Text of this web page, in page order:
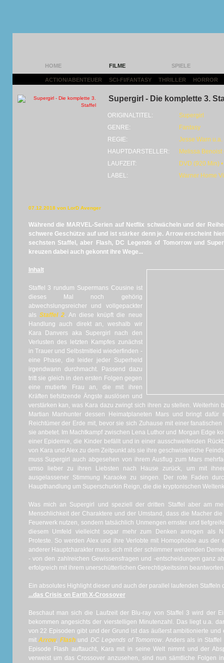
HOME FILME SPIELE
ACTION/ABENTEUER SCI-FI/FANTASY THRILLER HORROR
Supergirl - Die komplette 3.
ORIGINALTITEL:
Supergirl
GENRE:
Fantasy
REGIE:
Jesse Warn u.a.
HAUPTDARSTELLER:
Melissa Benoist
LAUFZEIT:
DVD (920 Min)
LABEL:
Warner Home
07.12.2018 von LorD Avenger
Während die MARVEL-Serien auf Netflix schwächeln und der
schwere Geschütze auf und ist stärker denn je. Arrow erscheint
sechsten Staffel, aber Flash, DC Legends of Tomorrow und
kreuzen dabei auch gekonnt ihre Wege...
Inhalt
Staffel 3 rundum Supermans Cousine ist
dieses Mal noch gehörig
abwechslungsreicher und vollgepackter
als Staffel 2. An diese knüpft die neue
Handlung auch direkt an, weshalb wir
Kara Danvers aka Supergirl nach den
Verlusten des letzten Kampfes zunächst
in Trauer und Selbstmitleid wiederfinden -
eine Phase, die leider jeder Superheld
irgendwann durchmacht. Passend dazu
tritt sie gleich in den ersten Folgen gegen
eine mutierte Frau an, die mit ihren
Kräften tiefsitzende Ängste auslösen und
verstärken kan, was Kara dazu zwingt sich ihren zu stellen. Weiterhin
Martian Manhunter dessen Heimatplaneten Mars und bringt dafür
Reichtümer der Erde mit, bevor sie sich Zuhause mit einer
sie anbetet. Im Machtkampf zwischen Lena Luthor und Morgan Edge
einer Epidemie, die Kinder befällt und in einer ausschweifenden
von Kara und Alex zu dem Zeitpunkt als sie ihre geschwisterliche
muss Supergirl auch abgesehen von ihrem Ausflug zum Mars
umso lieber zu ihren Liebsten nach Hause zurück, um mit
ausgelassener Stimmung Karaoke zu singen. Der rote Faden
Haupthandlung um Superschurkin Reign, die die kryptonischen
Was mich an Supergirl und speziell der dritten Staffel aber am
Menschlichkeit der Charaktere und der Umstand, dass die Macher
Feuerwerk nutzen, sondern tatsächlich Unmengen ernster und
diesem Umfeld vielleicht sogar mehr zum Denken anregen als
Proteste. So werden Alex und ihre Verlobte mit Homophobie aus der
anderer Hauptcharakter muss sich mit der schlimmer werdenden
- von den zahlreichen Gewissensfragen und -entscheidungen ganz
erfolgreich mit ihrem unerschütterlichen Gerechtigkeitssinn
Ein absolutes Highlight dieser und auch der parallel laufenden Staffeln
...das Crisis on Earth X-Crossover
Beschaut man sich die Laufzeit der Blu-ray von Staffel 3 wird der
bekommen angesichts der vierstelligen Minutenzahl. Das liegt u.a.
von 22 Episoden gibt und der Grund ist das äußerst ambitionierte
mit Arrow, Flashund DC Legends of Tomorrow. Anders als in
Episode Flash auftaucht, Kara mit in seine Welt nimmt und der
verweist um das Crossover anzusehen, sind nun sämtliche Folgen